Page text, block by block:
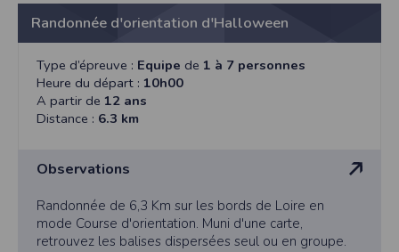
Randonnée d'orientation d'Halloween
Type d’épreuve : Equipe de 1 à 7 personnes
Heure du départ : 10h00
A partir de 12 ans
Distance : 6.3 km
Observations
Randonnée de 6,3 Km sur les bords de Loire en
mode Course d'orientation. Muni d'une carte,
retrouvez les balises dispersées seul ou en groupe.